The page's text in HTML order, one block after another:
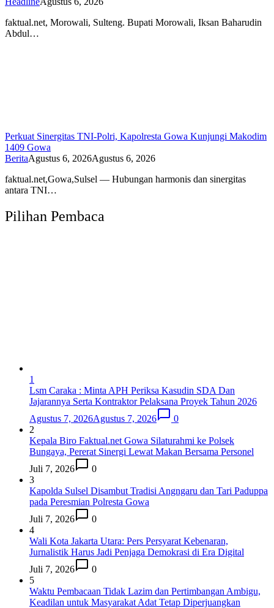
faktual.net, Morowali, Sulteng. Bupati Morowali, Iksan Baharudin
Abdul…
Perkuat Sinergitas TNI-Polri, Kapolresta Gowa Kunjungi Makodim
1409 Gowa
BeritaAgustus 6, 2026Agustus 6, 2026
faktual.net,Gowa,Sulsel — Hubungan harmonis dan sinergitas
antara TNI…
Pilihan Pembaca
1
Lsm Caraka : Minta APH Periksa Kasudin SDA Dan
Jajarannya Serta Kontraktor Pelaksana Proyek Tahun 2026
Agustus 7, 2026Agustus 7, 2026
0
2
Kepala Biro Faktual.net Gowa Silaturahmi ke Polsek
Bungaya, Pererat Sinergi Lewat Makan Bersama Personel
Juli 7, 2026
0
3
Kapolda Sulsel Disambut Tradisi Angngaru dan Tari Paduppa
pada Peresmian Polresta Gowa
Juli 7, 2026
0
4
Wali Kota Jakarta Utara: Pers Persyarat Kebenaran,
Jurnalistik Harus Jadi Penjaga Demokrasi di Era Digital
Juli 7, 2026
0
5
Waktu Pembacaan Tidak Lazim dan Pertimbangan Ambigu,
Keadilan untuk Masyarakat Adat Tetap Diperjuangkan